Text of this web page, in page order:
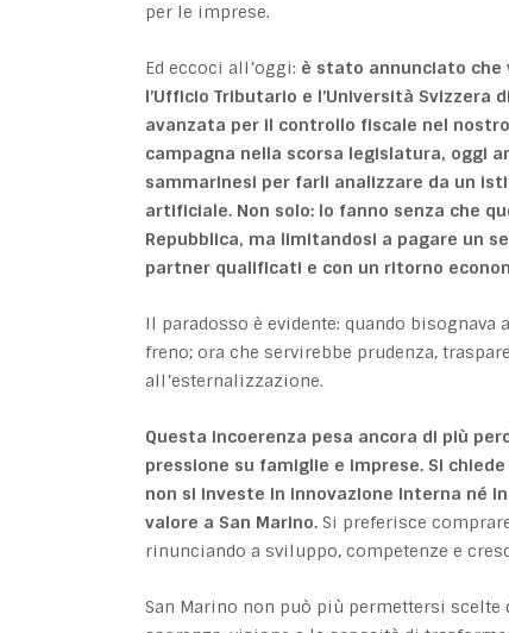
per le imprese.
Ed eccoci all’oggi: è stato annunciato che
l’Ufficio Tributario e l’Università Svizzera
avanzata per il controllo fiscale nel nostro
campagna nella scorsa legislatura, oggi
sammarinesi per farli analizzare da un
artificiale. Non solo: lo fanno senza che
Repubblica, ma limitandosi a pagare un
partner qualificati e con un ritorno
Il paradosso è evidente: quando
freno; ora che servirebbe prudenza,
all’esternalizzazione.
Questa incoerenza pesa ancora di più
pressione su famiglie e imprese. Si
non si investe in innovazione interna né
valore a San Marino. Si preferisce
rinunciando a sviluppo, competenze e
San Marino non può più permettersi